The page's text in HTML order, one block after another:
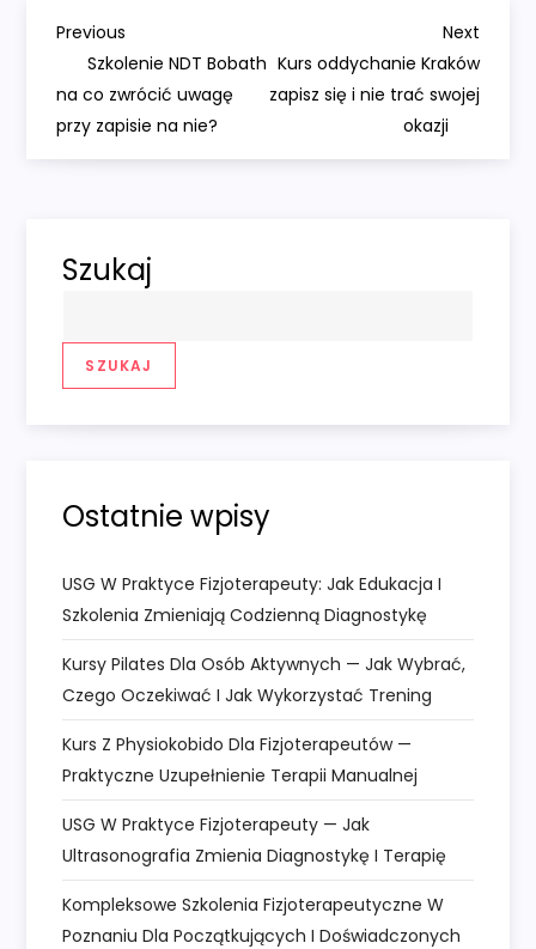
N
a
w
g
c
j
a
p
i
s
u
Previous
Post
Previous
Szkolenie NDT Bobath
na co zwrócić uwagę
przy zapisie na nie?
Next
Post
Next
Kurs oddychanie Kraków
zapisz się i nie trać swojej
okazji
Szukaj
SZUKAJ
Ostatnie wpisy
USG W Praktyce Fizjoterapeuty: Jak Edukacja I
Szkolenia Zmieniają Codzienną Diagnostykę
Kursy Pilates Dla Osób Aktywnych — Jak Wybrać,
Czego Oczekiwać I Jak Wykorzystać Trening
Kurs Z Physiokobido Dla Fizjoterapeutów —
Praktyczne Uzupełnienie Terapii Manualnej
USG W Praktyce Fizjoterapeuty — Jak
Ultrasonografia Zmienia Diagnostykę I Terapię
Kompleksowe Szkolenia Fizjoterapeutyczne W
Poznaniu Dla Początkujących I Doświadczonych